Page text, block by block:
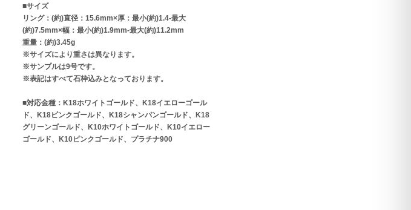
■サイズ
リング：(約)直径：15.6mm×厚：最小(約)1.4-最大
(約)7.5mm×幅：最小(約)1.9mm-最大(約)11.2mm
重量：(約)3.45g
※サイズにより重さは異なります。
※サンプルは9号です。
※表記はすべて石枠込みとなっております。
■対応金種：K18ホワイトゴールド、K18イエローゴール
ド、K18ピンクゴールド、K18シャンパンゴールド、K18
グリーンゴールド、K10ホワイトゴールド、K10イエロー
ゴールド、K10ピンクゴールド、プラチナ900